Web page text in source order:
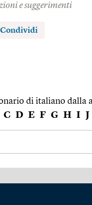
e suggerimenti
Condividi
di italiano dalla
C D E F G H I J